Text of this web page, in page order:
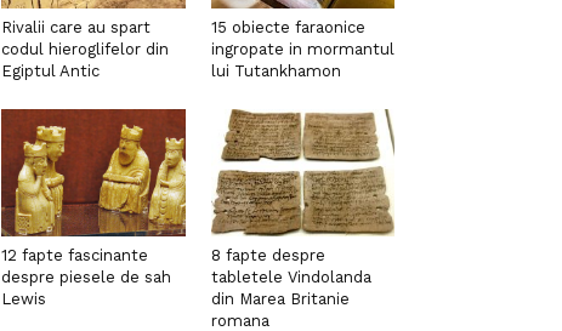
Rivalii care au spart
codul hieroglifelor din
Egiptul Antic
15 obiecte faraonice
ingropate in mormantul
lui Tutankhamon
12 fapte fascinante
despre piesele de sah
Lewis
8 fapte despre
tabletele Vindolanda
din Marea Britanie
romana